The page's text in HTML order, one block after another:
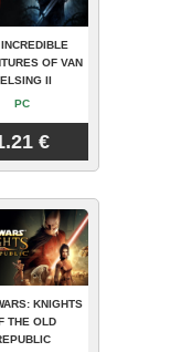
OF VAN
II
PC
€
KNIGHTS
THE OLD